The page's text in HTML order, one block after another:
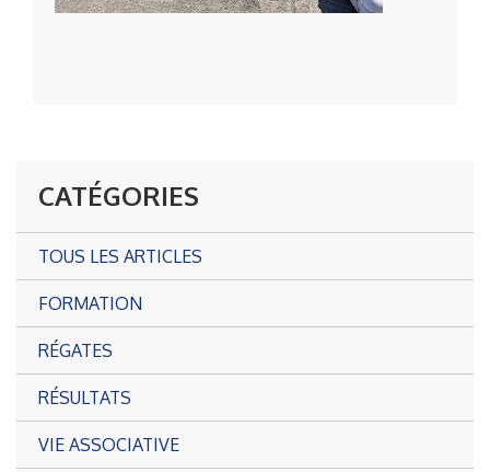
CATÉGORIES
TOUS LES ARTICLES
FORMATION
RÉGATES
RÉSULTATS
VIE ASSOCIATIVE